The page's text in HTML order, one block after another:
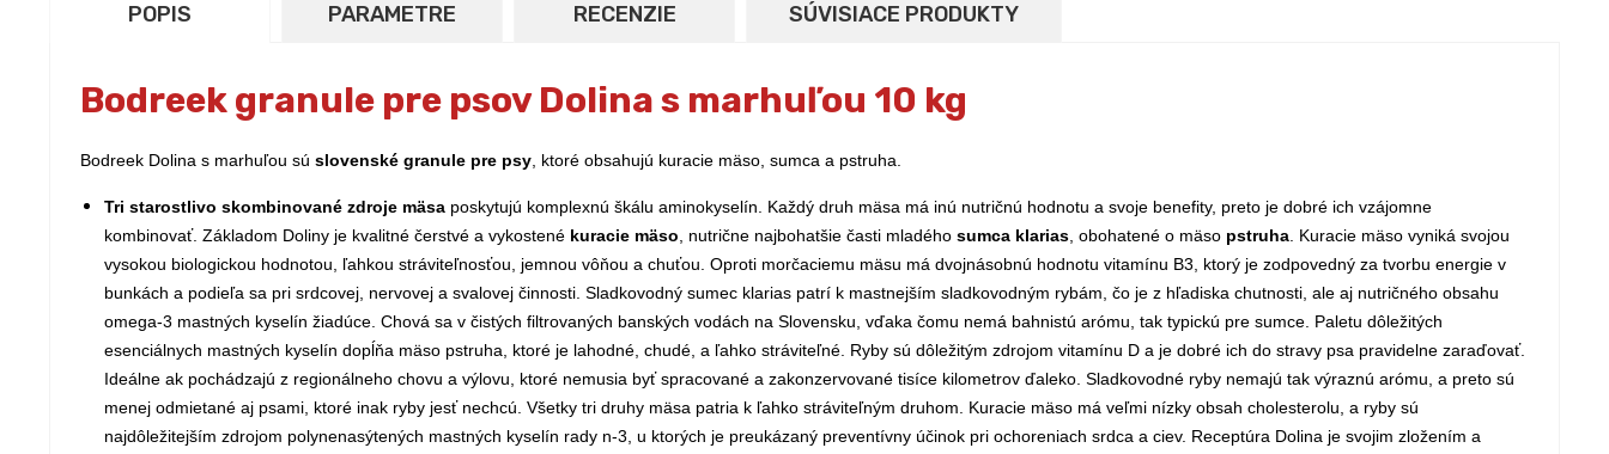
POPIS PARAMETRE RECENZIE SÚVISIACE PRODUKTY
Bodreek granule pre psov Dolina s marhuľou 10 kg
Bodreek Dolina s marhuľou sú slovenské granule pre psy , ktoré obsahujú kuracie mäso, sumca a pstruha.
Tri starostlivo skombinované zdroje mäsa poskytujú komplexnú škálu aminokyselín. Každý druh mäsa má inú nutričnú hodnotu a svoje benefity, preto je dobré ich vzájomne
kombinovať. Základom Doliny je kvalitné čerstvé a vykostené kuracie mäso , nutrične najbohatšie časti mladého sumca klarias , obohatené o mäso pstruha . Kuracie mäso vyniká svojou
vysokou biologickou hodnotou, ľahkou stráviteľnosťou, jemnou vôňou a chuťou. Oproti morčaciemu mäsu má dvojnásobnú hodnotu vitamínu B3, ktorý je zodpovedný za tvorbu energie v
bunkách a podieľa sa pri srdcovej, nervovej a svalovej činnosti. Sladkovodný sumec klarias patrí k mastnejším sladkovodným rybám, čo je z hľadiska chutnosti, ale aj nutričného obsahu
omega-3 mastných kyselín žiadúce. Chová sa v čistých filtrovaných banských vodách na Slovensku, vďaka čomu nemá bahnistú arómu, tak typickú pre sumce. Paletu dôležitých
esenciálnych mastných kyselín dopĺňa mäso pstruha, ktoré je lahodné, chudé, a ľahko stráviteľné. Ryby sú dôležitým zdrojom vitamínu D a je dobré ich do stravy psa pravidelne zaraďovať.
Ideálne ak pochádzajú z regionálneho chovu a výlovu, ktoré nemusia byť spracované a zakonzervované tisíce kilometrov ďaleko. Sladkovodné ryby nemajú tak výraznú arómu, a preto sú
menej odmietané aj psami, ktoré inak ryby jesť nechcú. Všetky tri druhy mäsa patria k ľahko stráviteľným druhom. Kuracie mäso má veľmi nízky obsah cholesterolu, a ryby sú
najdôležitejším zdrojom polynenasýtených mastných kyselín rady n-3, u ktorých je preukázaný preventívny účinok pri ochoreniach srdca a ciev. Receptúra Dolina je svojim zložením a